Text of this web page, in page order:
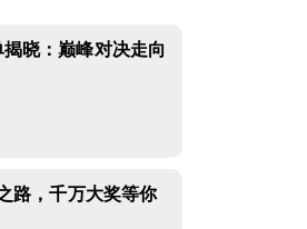
晓：巅峰对决走向
路，千万大奖等你